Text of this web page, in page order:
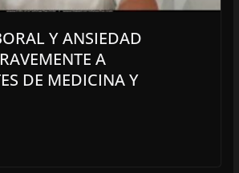
Y ANSIEDAD
A
DE MEDICINA Y